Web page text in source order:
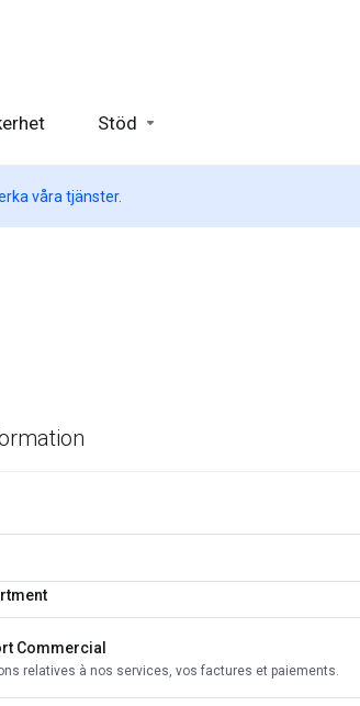
Stöd
våra tjänster.
Commercial
relatives à nos services, vos factures et paiements.